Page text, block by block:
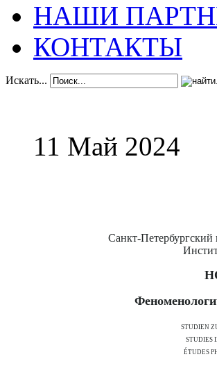
НАШИ
КОНТАКТЫ
Искать...
11 Май 2024
Санкт-Петербургский
STUDIEN
STUDIES
ÉTUDES